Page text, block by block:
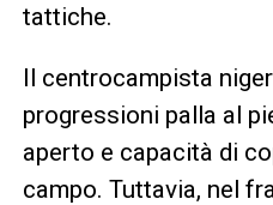
tattiche.
Il centrocampista
progressioni palla al
aperto e capacità di
campo. Tuttavia, nel